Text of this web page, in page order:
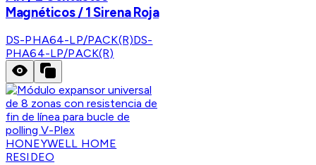
Magnéticos / 1 Sirena Roja
DS-PHA64-LP/PACK(R)DS-
PHA64-LP/PACK(R)
HONEYWELL HOME
RESIDEO